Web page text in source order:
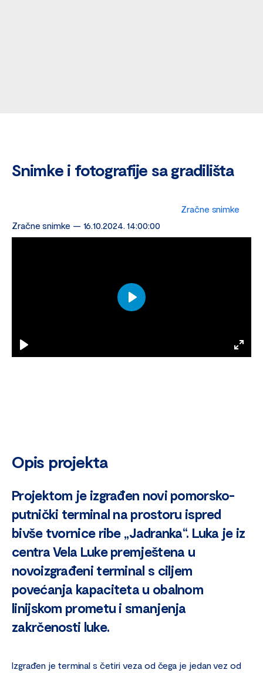
Snimke i fotografije sa gradilišta
Zračne snimke
Zračne snimke — 16.10.2024. 14:00:00
Play
Enter
Play
Opis projekta
Projektom je izgrađen novi pomorsko-
putnički terminal na prostoru ispred
bivše tvornice ribe „Jadranka“. Luka je iz
centra Vela Luke premještena u
novoizgrađeni terminal s ciljem
povećanja kapaciteta u obalnom
linijskom prometu i smanjenja
zakrčenosti luke.
Izgrađen je terminal s četiri veza od čega je jedan vez od